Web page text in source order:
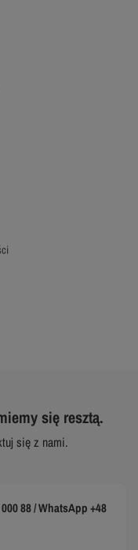
się resztą.
się z nami.
88 / WhatsApp +48